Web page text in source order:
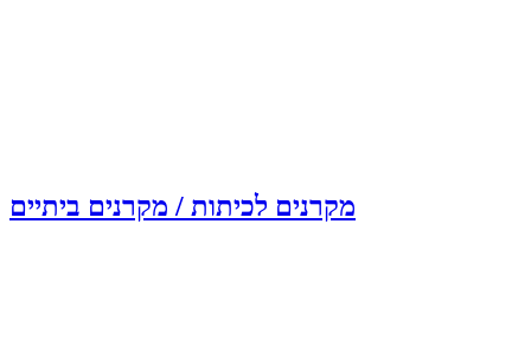
מקרנים לכיתות / מקרנים ביתיים